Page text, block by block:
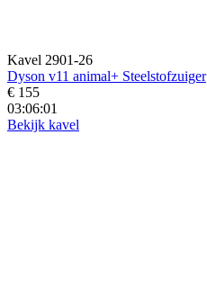
Kavel 2901-26
Dyson v11 animal+ Steelstofzuiger
€ 155
03:05:59
Bekijk kavel